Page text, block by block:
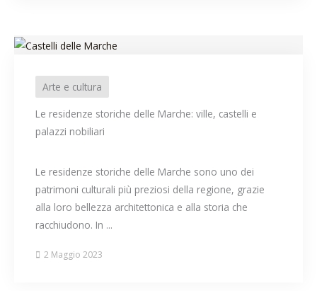
Arte e cultura
Le residenze storiche delle Marche: ville, castelli e
palazzi nobiliari
Le residenze storiche delle Marche sono uno dei
patrimoni culturali più preziosi della regione, grazie
alla loro bellezza architettonica e alla storia che
racchiudono. In ...
2 Maggio 2023